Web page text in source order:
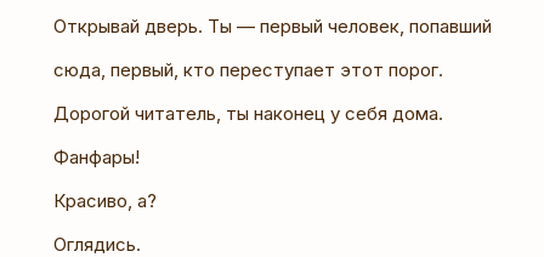
Открывай дверь. Ты — первый человек, попавший
сюда, первый, кто переступает этот порог.
Дорогой читатель, ты наконец у себя дома.
Фанфары!
Красиво, а?
Оглядись.